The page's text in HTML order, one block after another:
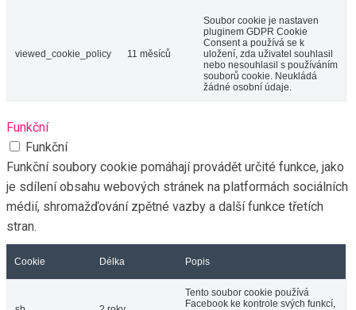
viewed_cookie_policy 11 měsíců
Soubor cookie je nastaven
pluginem GDPR Cookie
Consent a používá se k
uložení, zda uživatel souhlasil
nebo nesouhlasil s používáním
souborů cookie. Neukládá
žádné osobní údaje.
Funkční
Funkční
Funkční soubory cookie pomáhají provádět určité funkce, jako
je sdílení obsahu webových stránek na platformách sociálních
médií, shromažďování zpětné vazby a další funkce třetích
stran.
Cookie Délka Popis
Tento soubor cookie používá
Facebook ke kontrole svých funkcí,